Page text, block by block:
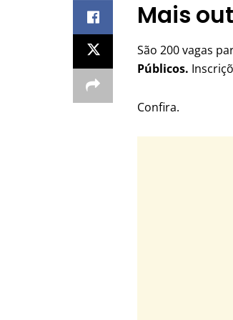
Mais
São 200 vagas
Públicos.
Confira.